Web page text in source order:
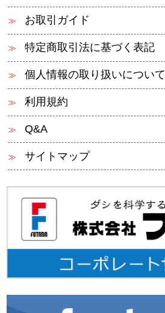
お取引ガイド
特定商取引法に基づく表記
個人情報の取り扱いについて
利用規約
Q&A
サイトマップ